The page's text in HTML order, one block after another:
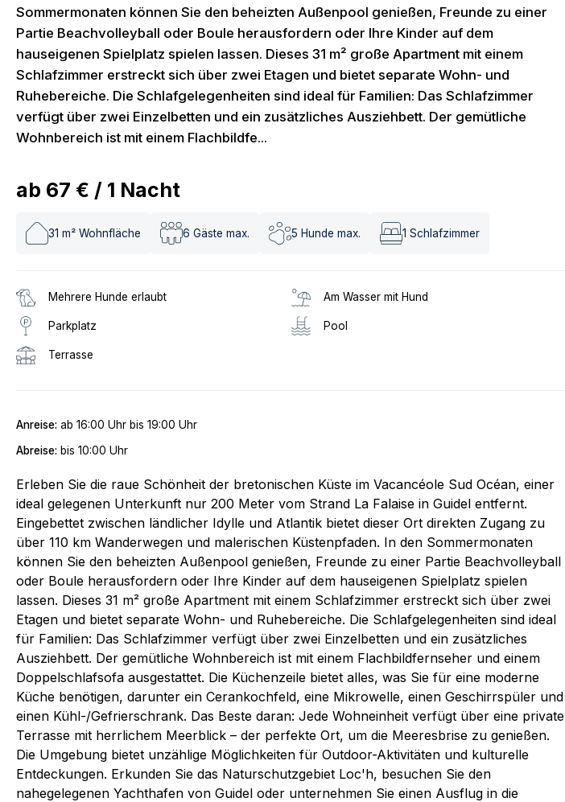
Sommermonaten können Sie den beheizten Außenpool genießen, Freunde zu einer
Partie Beachvolleyball oder Boule herausfordern oder Ihre Kinder auf dem
hauseigenen Spielplatz spielen lassen. Dieses 31 m² große Apartment mit einem
Schlafzimmer erstreckt sich über zwei Etagen und bietet separate Wohn- und
Ruhebereiche. Die Schlafgelegenheiten sind ideal für Familien: Das Schlafzimmer
verfügt über zwei Einzelbetten und ein zusätzliches Ausziehbett. Der gemütliche
Wohnbereich ist mit einem Flachbildfe...
ab 67 € / 1 Nacht
31 m² Wohnfläche 6 Gäste max. 5 Hunde max. 1 Schlafzimmer
Mehrere Hunde erlaubt Am Wasser mit Hund
Parkplatz Pool
Terrasse
Anreise: ab 16:00 Uhr bis 19:00 Uhr
Abreise: bis 10:00 Uhr
Erleben Sie die raue Schönheit der bretonischen Küste im Vacancéole Sud Océan, einer
ideal gelegenen Unterkunft nur 200 Meter vom Strand La Falaise in Guidel entfernt.
Eingebettet zwischen ländlicher Idylle und Atlantik bietet dieser Ort direkten Zugang zu
über 110 km Wanderwegen und malerischen Küstenpfaden. In den Sommermonaten
können Sie den beheizten Außenpool genießen, Freunde zu einer Partie Beachvolleyball
oder Boule herausfordern oder Ihre Kinder auf dem hauseigenen Spielplatz spielen
lassen. Dieses 31 m² große Apartment mit einem Schlafzimmer erstreckt sich über zwei
Etagen und bietet separate Wohn- und Ruhebereiche. Die Schlafgelegenheiten sind ideal
für Familien: Das Schlafzimmer verfügt über zwei Einzelbetten und ein zusätzliches
Ausziehbett. Der gemütliche Wohnbereich ist mit einem Flachbildfernseher und einem
Doppelschlafsofa ausgestattet. Die Küchenzeile bietet alles, was Sie für eine moderne
Küche benötigen, darunter ein Cerankochfeld, eine Mikrowelle, einen Geschirrspüler und
einen Kühl-/Gefrierschrank. Das Beste daran: Jede Wohneinheit verfügt über eine private
Terrasse mit herrlichem Meerblick – der perfekte Ort, um die Meeresbrise zu genießen.
Die Umgebung bietet unzählige Möglichkeiten für Outdoor-Aktivitäten und kulturelle
Entdeckungen. Erkunden Sie das Naturschutzgebiet Loc'h, besuchen Sie den
nahegelegenen Yachthafen von Guidel oder unternehmen Sie einen Ausflug in die